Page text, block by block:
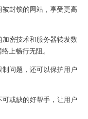
封锁的网站，享受更高
密技术和服务器转发数
上畅行无阻。
问题，还可以保护用户
或缺的好帮手，让用户